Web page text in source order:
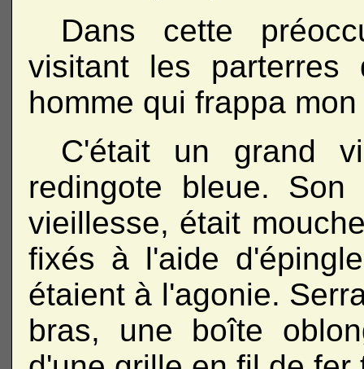
Dans cette
visitant les
homme qui frappa
C'était un grand
redingote bleue.
vieillesse, était
fixés à l'aide
étaient à l'agonie.
bras, une boîte